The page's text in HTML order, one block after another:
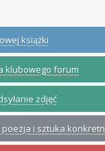
książki
klubowego forum
zdjęć
i sztuka